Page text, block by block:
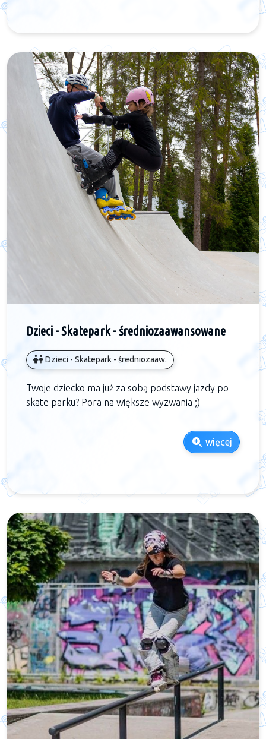
Dzieci - Skatepark - średniozaawansowane
Dzieci - Skatepark - średniozaaw.
Twoje dziecko ma już za sobą podstawy jazdy po
skate parku? Pora na większe wyzwania ;)
więcej